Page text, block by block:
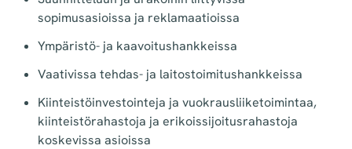
sopimusasioissa ja reklamaatioissa
Ympäristö- ja kaavoitushankkeissa
Vaativissa tehdas- ja laitostoimitushankkeissa
Kiinteistöinvestointeja ja vuokrausliiketoimintaa,
kiinteistörahastoja ja erikoissijoitusrahastoja
koskevissa asioissa